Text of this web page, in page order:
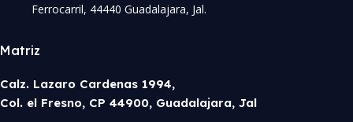
Ferrocarril, 44440 Guadalajara, Jal.
Matriz
Calz. Lazaro Cardenas 1994,
Col. el Fresno, CP 44900, Guadalajara, Jal